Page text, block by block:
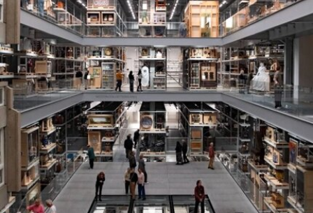
营利组织，致力于扶持新兴及中生代影像艺术家。
基金会主要通过资助和委任创作，在全球范围内支
持影像新作品的创作。